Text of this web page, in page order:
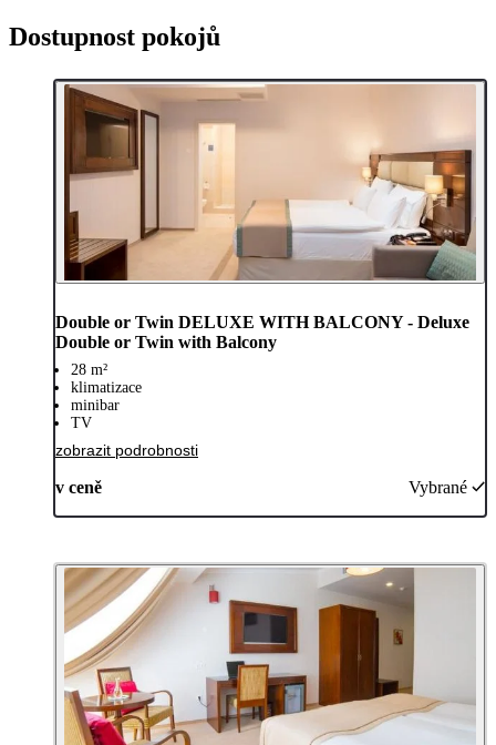
Dostupnost pokojů
Double or Twin DELUXE WITH BALCONY - Deluxe
Double or Twin with Balcony
28 m²
klimatizace
minibar
TV
zobrazit podrobnosti
v ceně Vybrané